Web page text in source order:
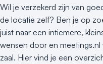
Hybride events
Industriële locatie
Kasteel en landgoed
Kleine / intieme locatie
Wil je verzekerd zijn van
de locatie zelf? Ben je op
juist naar een intiemere,
wensen door en
zaal. Hier vind je een